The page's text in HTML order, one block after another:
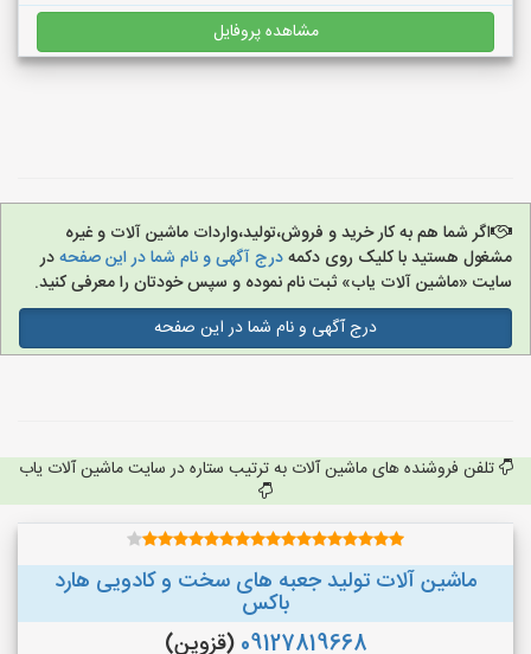
مشاهده پروفایل
اگر شما هم به کار خرید و فروش،تولید،واردات ماشین آلات و غیره
مشغول هستید با کلیک روی دکمهدرج آگهی و نام شما در این صفحهدر
سایت «ماشین آلات یاب» ثبت نام نموده و سپس خودتان را معرفی کنید.
درج آگهی و نام شما در این صفحه
تلفن فروشنده های ماشین آلات به ترتیب ستاره در سایت ماشین آلات یاب
ماشین آلات تولید جعبه های سخت و کادویی هارد
باکس
09127819668 (قزوین)